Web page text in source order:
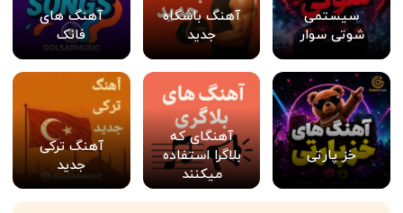
سیستمی
شوتی سوار
آهنگ باشگاه
جدید
آهنگ های
فانک
خز پارتی
آهنگای که
بلاگرا استفاده
میکنند
آهنگ ترکی
جدید